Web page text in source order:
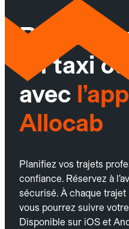
un taxi
avec
Allocab
Planifiez vos trajets
confiance. Réservez à
sécurisé. À chaque
vous pourrez suivre
Disponible sur iOS et